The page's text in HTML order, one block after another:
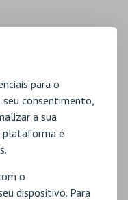
para o
consentimento,
a sua
plataforma é
o
dispositivo. Para